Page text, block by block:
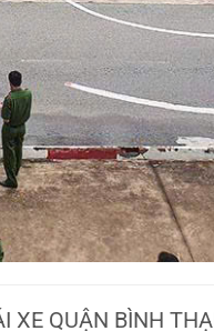
XE QUẬN BÌNH